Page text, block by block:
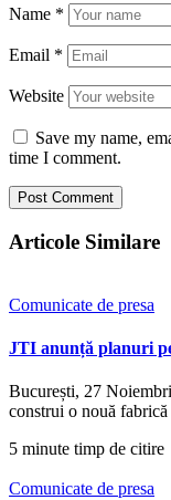
Name *
Email *
Website
Save my name,
time I comment.
Articole Similare
Comunicate de presa
JTI anunță planuri
București, 27
construi o nouă
5 minute timp de citire
Comunicate de presa